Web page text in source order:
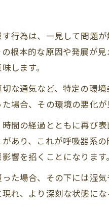
行為は、一見して問題
根本的な原因や発展が
します。
な通気など、特定の環
場合、その環境の悪化
間の経過とともに再び
あり、これが呼吸器系
響を招くことになります。
た場合、その下には湿
れ、より深刻な状態にな